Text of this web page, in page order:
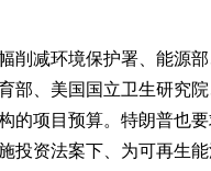
削减环境保护署、能源
部、美国国立卫生研究
的项目预算。特朗普也
投资法案下、为可再生